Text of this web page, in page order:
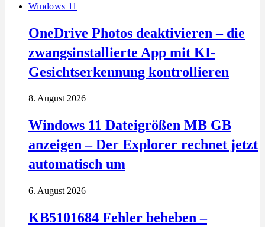
Windows 11
OneDrive Photos deaktivieren – die
zwangsinstallierte App mit KI-
Gesichtserkennung kontrollieren
8. August 2026
Windows 11 Dateigrößen MB GB
anzeigen – Der Explorer rechnet jetzt
automatisch um
6. August 2026
KB5101684 Fehler beheben –